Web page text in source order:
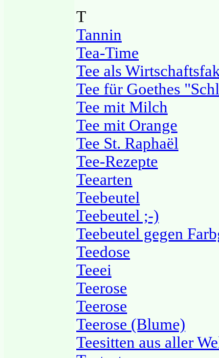
T
Tannin
Tea-Time
Tee als
Tee für Goethes
Tee mit Milch
Tee mit Orange
Tee St. Raphaël
Tee-Rezepte
Teearten
Teebeutel
Teebeutel ;-)
Teebeutel gegen
Teedose
Teeei
Teerose
Teerose
Teerose (Blume)
Teesitten aus aller